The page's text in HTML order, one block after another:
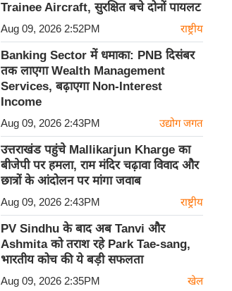
Trainee Aircraft, सुरक्षित बचे दोनों पायलट
Aug 09, 2026 2:52PM राष्ट्रीय
Banking Sector में धमाका: PNB दिसंबर
तक लाएगा Wealth Management
Services, बढ़ाएगा Non-Interest
Income
Aug 09, 2026 2:43PM उद्योग जगत
उत्तराखंड पहुंचे Mallikarjun Kharge का
बीजेपी पर हमला, राम मंदिर चढ़ावा विवाद और
छात्रों के आंदोलन पर मांगा जवाब
Aug 09, 2026 2:43PM राष्ट्रीय
PV Sindhu के बाद अब Tanvi और
Ashmita को तराश रहे Park Tae-sang,
भारतीय कोच की ये बड़ी सफलता
Aug 09, 2026 2:35PM खेल